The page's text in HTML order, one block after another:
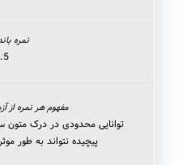
توانایی محدودی در درک
پیچیده نتواند به طور